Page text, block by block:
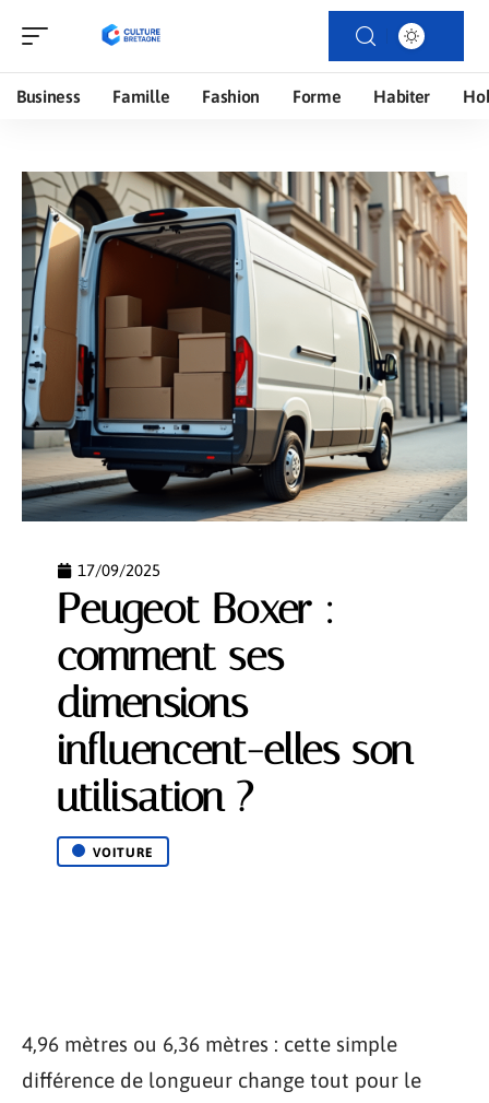
Business Famille Fashion Forme Habiter
17/09/2025
Peugeot Boxer :
comment ses
dimensions
influencent-elles son
utilisation ?
VOITURE
4,96 mètres ou 6,36 mètres : cette simple
différence de longueur change tout pour le